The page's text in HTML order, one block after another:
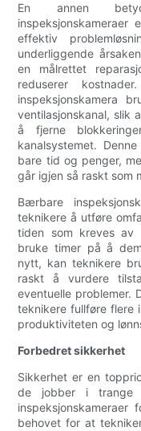
En annen
effektiv
underliggende
en målrettet
reduserer
inspeksjonskamera
ventilasjonskanal, slik
å fjerne
kanalsystemet.
bare tid og penger,
går igjen så raskt som
Bærbare
teknikere å utføre
tiden som kreves av
bruke timer på å
nytt, kan teknikere
raskt å vurdere
eventuelle problemer.
teknikere fullføre flere
produktiviteten og
Forbedret sikkerhet
Sikkerhet er en
de jobber i trange
inspeksjonskameraer
behovet for at